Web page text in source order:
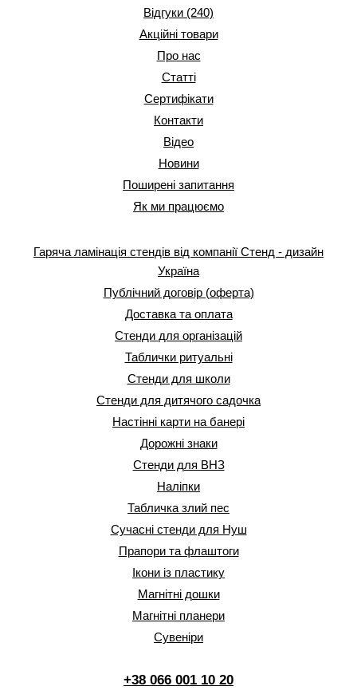
Відгуки (240)
Акційні товари
Про нас
Статті
Сертифікати
Контакти
Відео
Новини
Поширені запитання
Як ми працюємо
Гаряча ламінація стендів від компанії Стенд - дизайн
Україна
Публічний договір (оферта)
Доставка та оплата
Стенди для організацій
Таблички ритуальні
Стенди для школи
Стенди для дитячого садочка
Настінні карти на банері
Дорожні знаки
Стенди для ВНЗ
Наліпки
Табличка злий пес
Сучасні стенди для Нуш
Прапори та флаштоги
Ікони із пластику
Магнітні дошки
Магнітні планери
Сувеніри
+38 066 001 10 20